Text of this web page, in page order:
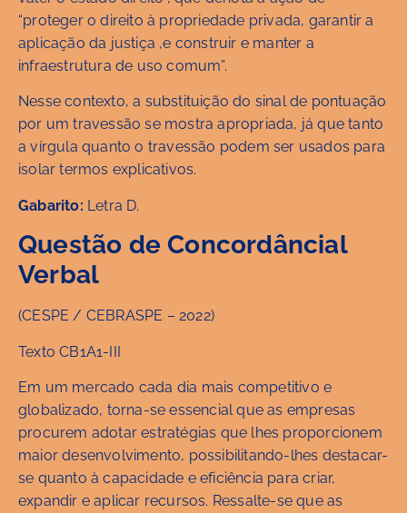
“proteger o direito à propriedade privada, garantir a
aplicação da justiça ,e construir e manter a
infraestrutura de uso comum”.
Nesse contexto, a substituição do sinal de pontuação
por um travessão se mostra apropriada, já que tanto
a vírgula quanto o travessão podem ser usados para
isolar termos explicativos.
Gabarito: Letra D.
Questão de Concordâncial
Verbal
(CESPE / CEBRASPE – 2022)
Texto CB1A1-III
Em um mercado cada dia mais competitivo e
globalizado, torna-se essencial que as empresas
procurem adotar estratégias que lhes proporcionem
maior desenvolvimento, possibilitando-lhes destacar-
se quanto à capacidade e eficiência para criar,
expandir e aplicar recursos. Ressalte-se que as